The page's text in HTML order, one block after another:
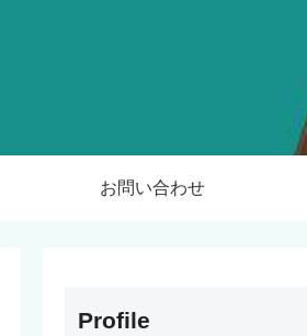
お問い合わせ
Profile